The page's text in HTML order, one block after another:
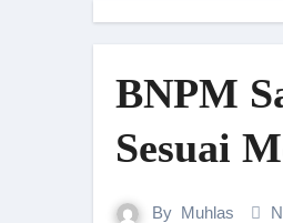
BNPM
Sesuai
By Muhlas